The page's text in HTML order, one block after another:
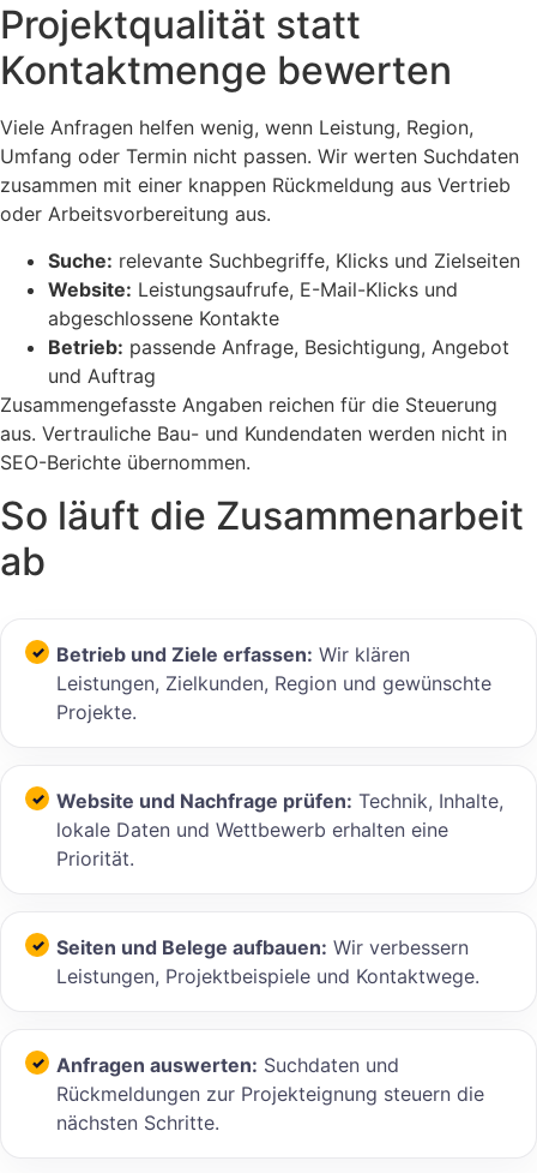
Projektqualität statt
Kontaktmenge bewerten
Viele Anfragen helfen wenig, wenn Leistung, Region,
Umfang oder Termin nicht passen. Wir werten Suchdaten
zusammen mit einer knappen Rückmeldung aus Vertrieb
oder Arbeitsvorbereitung aus.
Suche: relevante Suchbegriffe, Klicks und Zielseiten
Website: Leistungsaufrufe, E-Mail-Klicks und
abgeschlossene Kontakte
Betrieb: passende Anfrage, Besichtigung, Angebot
und Auftrag
Zusammengefasste Angaben reichen für die Steuerung
aus. Vertrauliche Bau- und Kundendaten werden nicht in
SEO-Berichte übernommen.
So läuft die Zusammenarbeit
ab
Betrieb und Ziele erfassen: Wir klären
Leistungen, Zielkunden, Region und gewünschte
Projekte.
Website und Nachfrage prüfen: Technik, Inhalte,
lokale Daten und Wettbewerb erhalten eine
Priorität.
Seiten und Belege aufbauen: Wir verbessern
Leistungen, Projektbeispiele und Kontaktwege.
Anfragen auswerten: Suchdaten und
Rückmeldungen zur Projekteignung steuern die
nächsten Schritte.